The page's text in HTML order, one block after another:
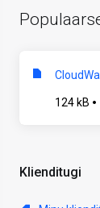
Klienditugi
124 kB